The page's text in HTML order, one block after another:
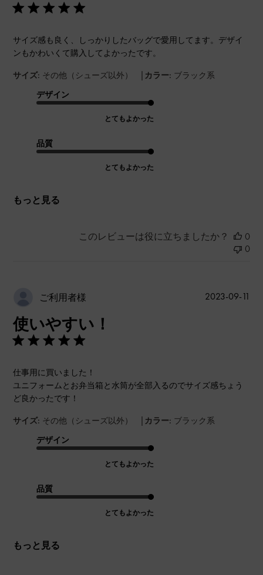
サイズ感も良く、しっかりしたバッグで愛用してます。デザイ
ンもかわいくて購入してよかったです。
サイズ: その他（シューズ以外） | カラー: ブラック系
デザイン
とてもよかった
品質
とてもよかった
もっと見る
このレビューは役に立ちましたか？
0
0
ご利用者様
使いやすい！
仕事用に買いました！
ユニフォームとお弁当箱と水筒が全部入るのでサイズ感ちょう
ど良かったです！
サイズ: その他（シューズ以外） | カラー: ブラック系
デザイン
とてもよかった
品質
とてもよかった
もっと見る
2023-09-11